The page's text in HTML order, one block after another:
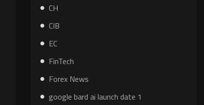
CH
CIB
EC
FinTech
Forex News
google bard ai launch date 1